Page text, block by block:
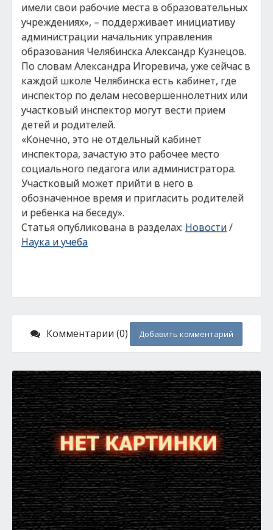
имели свои рабочие места в образовательных
учреждениях», – поддерживает инициативу
администрации начальник управления
образования Челябинска Александр Кузнецов.
По словам Александра Игоревича, уже сейчас в
каждой школе Челябинска есть кабинет, где
инспектор по делам несовершеннолетних или
участковый инспектор могут вести прием
детей и родителей.
«Конечно, это не отдельный кабинет
инспектора, зачастую это рабочее место
социального педагога или администратора.
Участковый может прийти в него в
обозначенное время и пригласить родителей
и ребенка на беседу».
Статья опубликована в разделах: Новости/
Наука и учеба
Комментарии (0) Добавить комментарий